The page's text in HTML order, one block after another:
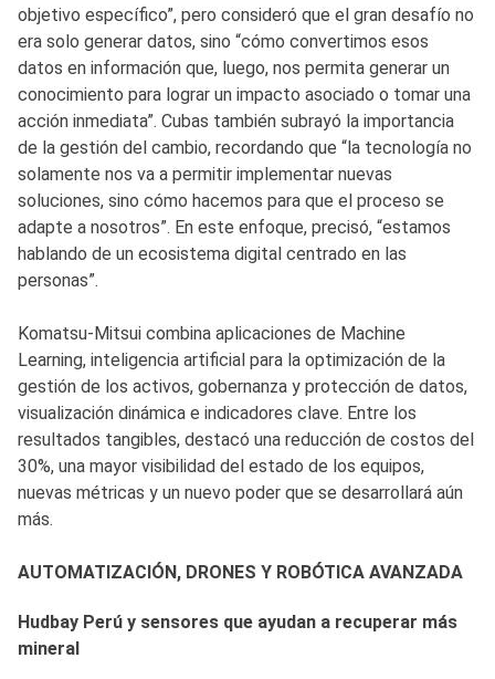
objetivo específico”, pero consideró que el gran desafío no
era solo generar datos, sino “cómo convertimos esos
datos en información que, luego, nos permita generar un
conocimiento para lograr un impacto asociado o tomar una
acción inmediata”. Cubas también subrayó la importancia
de la gestión del cambio, recordando que “la tecnología no
solamente nos va a permitir implementar nuevas
soluciones, sino cómo hacemos para que el proceso se
adapte a nosotros”. En este enfoque, precisó, “estamos
hablando de un ecosistema digital centrado en las
personas”.
Komatsu-Mitsui combina aplicaciones de Machine
Learning, inteligencia artificial para la optimización de la
gestión de los activos, gobernanza y protección de datos,
visualización dinámica e indicadores clave. Entre los
resultados tangibles, destacó una reducción de costos del
30%, una mayor visibilidad del estado de los equipos,
nuevas métricas y un nuevo poder que se desarrollará aún
más.
AUTOMATIZACIÓN, DRONES Y ROBÓTICA AVANZADA
Hudbay Perú y sensores que ayudan a recuperar más
mineral